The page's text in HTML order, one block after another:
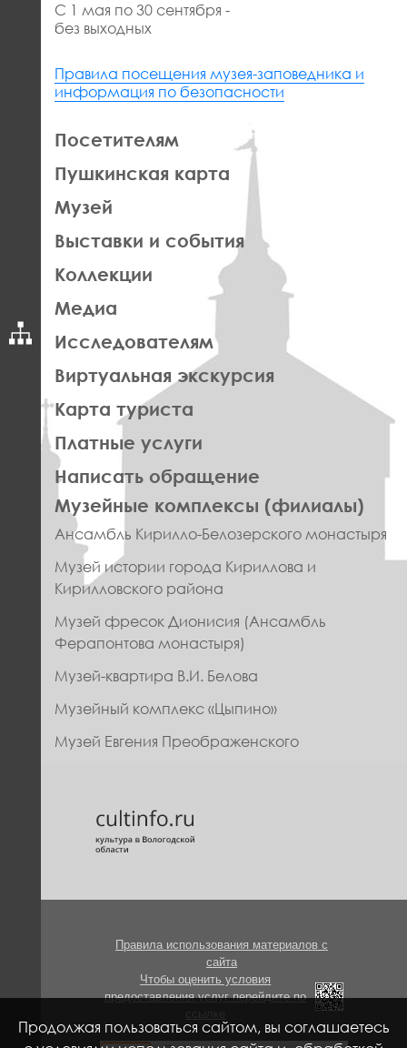
С 1 мая по 30 сентября -
без выходных
Правила посещения музея-заповедника и
информация по безопасности
ЛЕВАЯ
ЧАСТЬ
ФУТЕР
Посетителям
Пушкинская карта
Музей
Выставки и события
Коллекции
Медиа
Исследователям
Виртуальная экскурсия
Карта туриста
Платные услуги
Написать обращение
ПРАВОЕ
МЕНЮ
ФУТЕР
Музейные комплексы (филиалы)
Ансамбль Кирилло-Белозерского монастыря
Музей истории города Кириллова и
Кирилловского района
Музей фресок Дионисия (Ансамбль
Ферапонтова монастыря)
Музей-квартира В.И. Белова
Музейный комплекс «Цыпино»
Музей Евгения Преображенского
Правила использования материалов с
сайта
Чтобы оценить условия
предоставления услуг перейдите по
Продолжая пользоваться сайтом, вы соглашаетесь